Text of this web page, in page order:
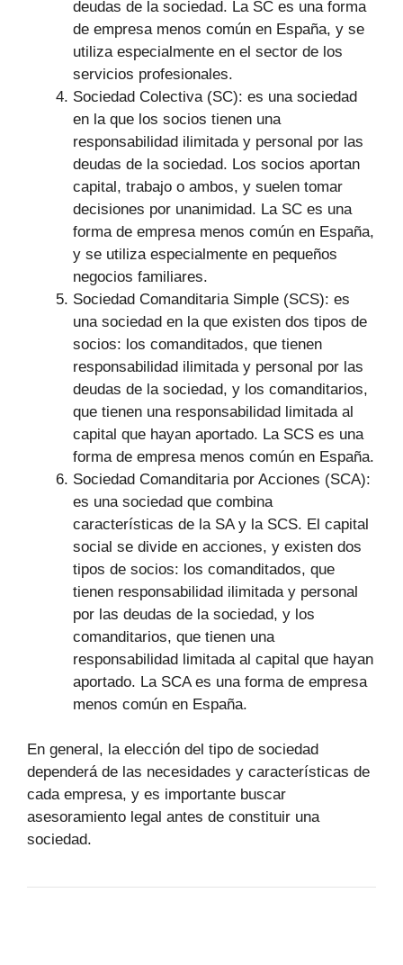
deudas de la sociedad. La SC es una forma
de empresa menos común en España, y se
utiliza especialmente en el sector de los
servicios profesionales.
Sociedad Colectiva (SC): es una sociedad
en la que los socios tienen una
responsabilidad ilimitada y personal por las
deudas de la sociedad. Los socios aportan
capital, trabajo o ambos, y suelen tomar
decisiones por unanimidad. La SC es una
forma de empresa menos común en España,
y se utiliza especialmente en pequeños
negocios familiares.
Sociedad Comanditaria Simple (SCS): es
una sociedad en la que existen dos tipos de
socios: los comanditados, que tienen
responsabilidad ilimitada y personal por las
deudas de la sociedad, y los comanditarios,
que tienen una responsabilidad limitada al
capital que hayan aportado. La SCS es una
forma de empresa menos común en España.
Sociedad Comanditaria por Acciones (SCA):
es una sociedad que combina
características de la SA y la SCS. El capital
social se divide en acciones, y existen dos
tipos de socios: los comanditados, que
tienen responsabilidad ilimitada y personal
por las deudas de la sociedad, y los
comanditarios, que tienen una
responsabilidad limitada al capital que hayan
aportado. La SCA es una forma de empresa
menos común en España.
En general, la elección del tipo de sociedad
dependerá de las necesidades y características de
cada empresa, y es importante buscar
asesoramiento legal antes de constituir una
sociedad.